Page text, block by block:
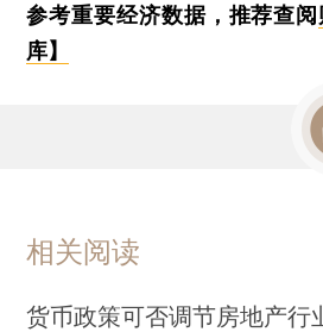
参考重要经济数据，推荐查阅
库】
相关阅读
货币政策可否调节房地产行